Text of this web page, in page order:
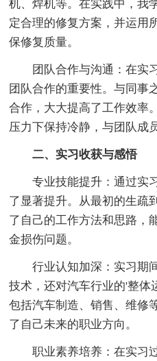
机、焊机等。在实践中，我
定合理的修复方案，并运用
保修复质量。
团队合作与沟通：在实习
团队合作的重要性。与同事
合作，大大提高了工作效率
压力下保持冷静，与团队成
二、实习收获与感悟
专业技能提升：通过实习
了显著提升。从最初的生疏
了自己的工作方法和思路，
金损伤问题。
行业认知加深：实习期间
技术，还对汽车行业的'整体
包括汽车制造、销售、维修
了自己未来的职业方向。
职业素养培养：在实习